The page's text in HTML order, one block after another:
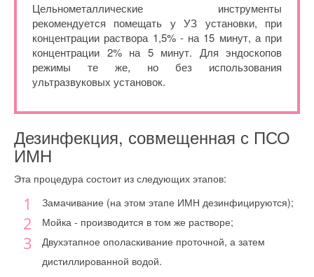
Цельнометаллические инструменты
рекомендуется помещать у УЗ установки, при
концентрации раствора 1,5% - на 15 минут, а при
концентрации 2% на 5 минут. Для эндоскопов
режимы те же, но без использования
ультразвуковых установок.
Дезинфекция, совмещенная с ПСО
ИМН
Эта процедура состоит из следующих этапов:
Замачивание (на этом этапе ИМН дезинфицируются);
Мойка - производится в том же растворе;
Двухэтапное ополаскивание проточной, а затем
дистиллированной водой.